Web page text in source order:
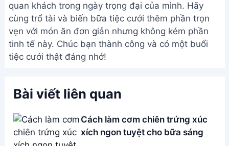
quan khách trong ngày trọng đại của mình. Hãy
cùng trổ tài và biến bữa tiệc cưới thêm phần trọn
vẹn với món ăn đơn giản nhưng không kém phần
tinh tế này. Chúc bạn thành công và có một buổi
tiệc cưới thật đáng nhớ!
Bài viết liên quan
Cách làm cơm chiên trứng xúc
xích ngon tuyệt cho bữa sáng